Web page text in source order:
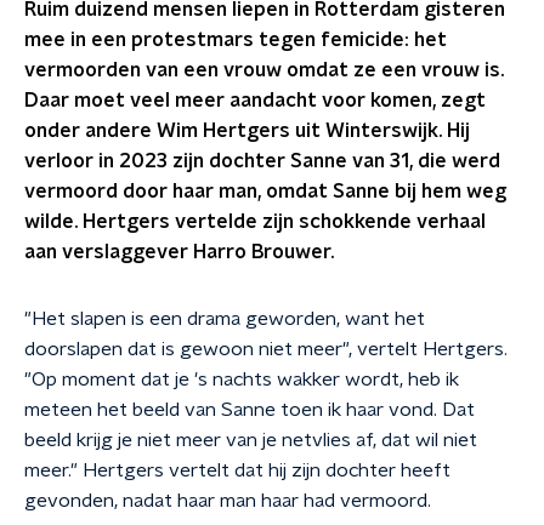
Ruim duizend mensen liepen in Rotterdam gisteren
mee in een protestmars tegen femicide: het
vermoorden van een vrouw omdat ze een vrouw is.
Daar moet veel meer aandacht voor komen, zegt
onder andere Wim Hertgers uit Winterswijk. Hij
verloor in 2023 zijn dochter Sanne van 31, die werd
vermoord door haar man, omdat Sanne bij hem weg
wilde. Hertgers vertelde zijn schokkende verhaal
aan verslaggever Harro Brouwer.
"Het slapen is een drama geworden, want het
doorslapen dat is gewoon niet meer", vertelt Hertgers.
"Op moment dat je 's nachts wakker wordt, heb ik
meteen het beeld van Sanne toen ik haar vond. Dat
beeld krijg je niet meer van je netvlies af, dat wil niet
meer." Hertgers vertelt dat hij zijn dochter heeft
gevonden, nadat haar man haar had vermoord.